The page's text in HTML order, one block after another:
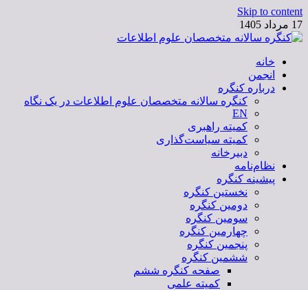
Skip to content
17 مرداد 1405
کنگره سالانه متخصصان علوم اطلاعات
خانه
انجمن
درباره کنگره
کنگره سالانه متخصصان علوم اطلاعات در یک نگاه
EN
کمیته راهبری
کمیته سیاست‌گذاری
دبیرخانه
نظام‌نامه
پیشینه کنگره
نخستین کنگره
دومین کنگره
سومین کنگره
چهارمین کنگره
پنجمین کنگره
ششمین کنگره
صفحه کنگره ششم
کمیته علمی